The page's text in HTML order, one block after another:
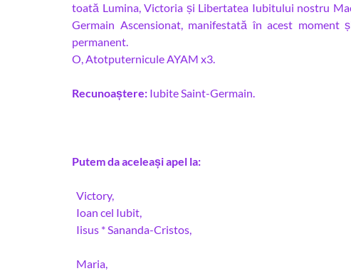
toată Lumina, Victoria și Libertatea Iubitului nostru
Germain Ascensionat, manifestată în acest moment
permanent.
O, Atotputernicule AYAM x3.
Recunoaștere: Iubite Saint-Germain.
Putem da aceleași apel la:
Victory,
Ioan cel Iubit,
Iisus * Sananda-Cristos,
Maria,